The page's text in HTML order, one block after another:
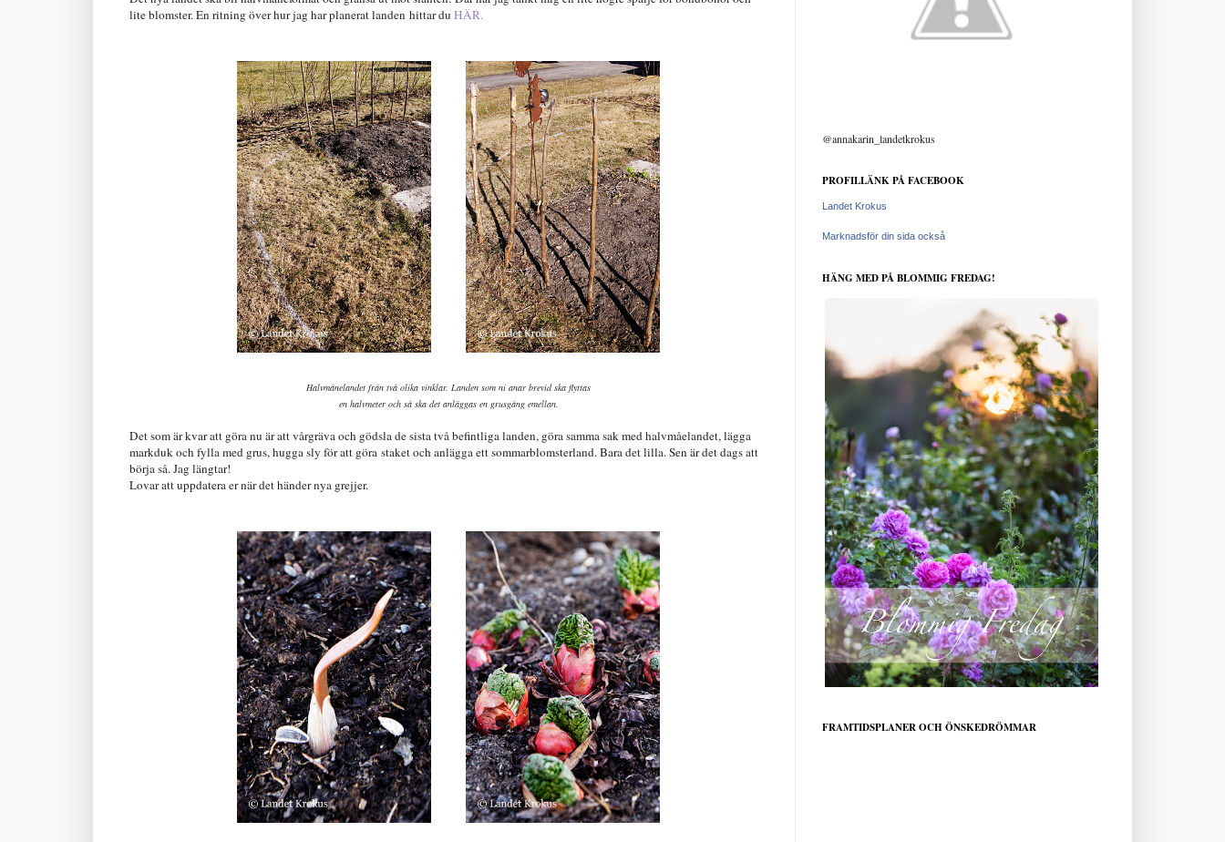
lite blomster. En ritning över hur jag har planerat landen hittar du HÄR.
Halvmånelandet från två olika vinklar. Landen som ni anar brevid ska flyttas
en halvmeter och så ska det anläggas en grusgång emellan.
Det som är kvar att göra nu är att vårgräva och gödsla de sista två befintliga landen, göra samma sak med halvmåelandet, lägga
markduk och fylla med grus, hugga sly för att göra staket och anlägga ett sommarblomsterland. Bara det lilla. Sen är det dags att
börja så. Jag längtar!
Lovar att uppdatera er när det händer nya grejjer.
@annakarin_landetkrokus
PROFILLÄNK PÅ FACEBOOK
Landet Krokus
Marknadsför din sida också
HÄNG MED PÅ BLOMMIG FREDAG!
FRAMTIDSPLANER OCH ÖNSKEDRÖMMAR